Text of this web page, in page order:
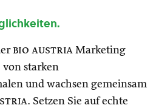
bio austria Marketing
starken
und wachsen gemeinsam
. Setzen Sie auf echte